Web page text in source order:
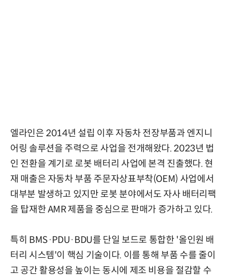
엘라인은 2014년 설립 이후 자동차 전장부품과 엔지니
어링 솔루션을 주력으로 사업을 전개해왔다. 2023년 법
인 전환을 계기로 로봇 배터리 사업에 본격 진출했다. 현
재 매출은 자동차 부품 주문자상표부착(OEM) 사업에서
대부분 발생하고 있지만 로봇 분야에서도 자사 배터리팩
을 탑재한 AMR 제품을 중심으로 판매가 증가하고 있다.
특히 BMS·PDU·BDU를 단일 보드로 통합한 '올인원 배
터리 시스템'이 핵심 기술이다. 이를 통해 부품 수를 줄이
고 공간 활용성을 높이는 동시에 제조 비용을 절감할 수